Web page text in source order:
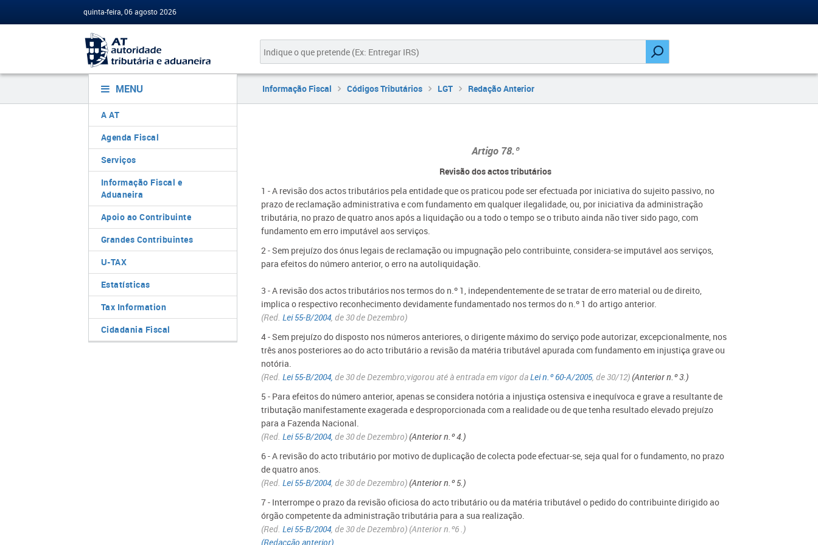
quinta-feira, 06 agosto 2026
MENU
A AT
Agenda Fiscal
Serviços
Informação Fiscal e
Aduaneira
Apoio ao Contribuinte
Grandes Contribuintes
U-TAX
Estatísticas
Tax Information
Cidadania Fiscal
Informação Fiscal Códigos Tributários LGT Redação Anterior
Artigo 78.º
Revisão dos actos tributários
1 - A revisão dos actos tributários pela entidade que os praticou pode ser efectuada por iniciativa do sujeito passivo, no
prazo de reclamação administrativa e com fundamento em qualquer ilegalidade, ou, por iniciativa da administração
tributária, no prazo de quatro anos após a liquidação ou a todo o tempo se o tributo ainda não tiver sido pago, com
fundamento em erro imputável aos serviços.
2 - Sem prejuízo dos ónus legais de reclamação ou impugnação pelo contribuinte, considera-se imputável aos serviços,
para efeitos do número anterior, o erro na autoliquidação.
3 - A revisão dos actos tributários nos termos do n.º 1, independentemente de se tratar de erro material ou de direito,
implica o respectivo reconhecimento devidamente fundamentado nos termos do n.º 1 do artigo anterior.
(Red.Lei 55-B/2004, de 30 de Dezembro)
4 - Sem prejuízo do disposto nos números anteriores, o dirigente máximo do serviço pode autorizar, excepcionalmente, nos
três anos posteriores ao do acto tributário a revisão da matéria tributável apurada com fundamento em injustiça grave ou
notória.
(Red.Lei 55-B/2004,de 30 de Dezembro;vigorou até à entrada em vigor daLei n.º 60-A/2005, de 30/12) (Anterior n.º 3.)
5 - Para efeitos do número anterior, apenas se considera notória a injustiça ostensiva e inequívoca e grave a resultante de
tributação manifestamente exagerada e desproporcionada com a realidade ou de que tenha resultado elevado prejuízo
para a Fazenda Nacional.
(Red.Lei 55-B/2004,de 30 de Dezembro) (Anterior n.º 4.)
6 - A revisão do acto tributário por motivo de duplicação de colecta pode efectuar-se, seja qual for o fundamento, no prazo
de quatro anos.
(Red.Lei 55-B/2004, de 30 de Dezembro) (Anterior n.º 5.)
7 - Interrompe o prazo da revisão oficiosa do acto tributário ou da matéria tributável o pedido do contribuinte dirigido ao
órgão competente da administração tributária para a sua realização.
(Red.Lei 55-B/2004, de 30 de Dezembro) (Anterior n.º6 .)
(Redacção anterior)